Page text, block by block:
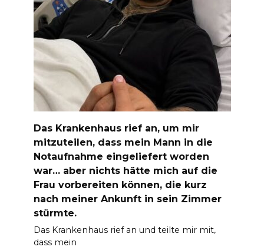
Das Krankenhaus rief an, um mir
mitzuteilen, dass mein Mann in die
Notaufnahme eingeliefert worden
war… aber nichts hätte mich auf die
Frau vorbereiten können, die kurz
nach meiner Ankunft in sein Zimmer
stürmte.
Das Krankenhaus rief an und teilte mir mit,
dass mein